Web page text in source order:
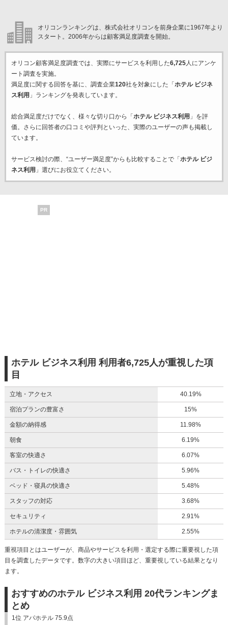
オリコンランキングは、株式会社オリコンを前身企業に1967年より
スタート。2006年からは顧客満足度調査を開始。
オリコン顧客満足度調査では、実際にサービスを利用した6,725人にアンケ
ート調査を実施。
満足度に関する回答を基に、調査企業120社を対象にした「 ホテル ビジネ
ス利用 」ランキングを発表しています。
総合満足度だけでなく、様々な切り口から「 ホテル ビジネス利用 」を評
価。さらに回答者の口コミや評判といった、実際のユーザーの声も掲載し
ています。
サービス検討の際、“ユーザー満足度”からも比較することで「 ホテル ビジ
ネス利用 」選びにお役立てください。
PR
ホテル ビジネス利用 利用者6,725人が重視した項
目
立地・アクセス 40.19%
宿泊プランの豊富さ 15%
金額の納得感 11.98%
朝食 6.19%
客室の快適さ 6.07%
バス・トイレの快適さ 5.96%
ベッド・寝具の快適さ 5.48%
スタッフの対応 3.68%
セキュリティ 2.91%
ホテルの清潔度・雰囲気 2.55%
重視項目とはユーザーが、商品やサービスを利用・選定する際に重要視した項
目を調査したデータです。数字の大きい項目ほど、重要視している結果となり
ます。
おすすめのホテル ビジネス利用 20代ランキングま
とめ
1位 アパホテル 75.9点